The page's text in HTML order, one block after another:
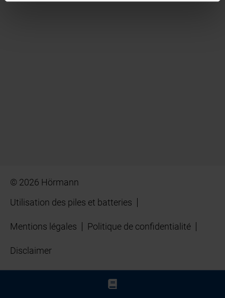
© 2026 Hörmann
Utilisation des piles et batteries
Mentions légales Politique de confidentialité
Disclaimer